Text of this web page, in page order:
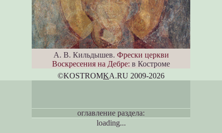
А. В. Кильдышев. Фрески церкви
Воскресения на Дебре: в Костроме
©KOSTROMKA.RU 2009-2026
оглавление раздела:
loading...